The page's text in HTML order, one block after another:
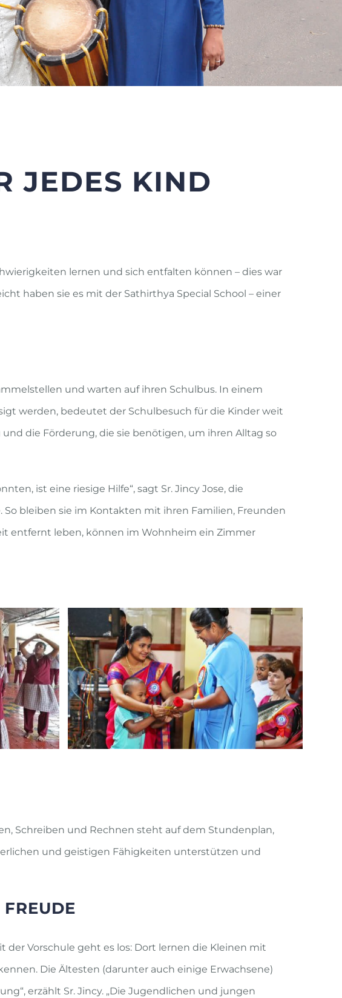
JEDES KIND
lernen und sich entfalten können – dies war
haben sie es mit der Sathirthya Special School – einer
und warten auf ihren Schulbus. In einem
werden, bedeutet der Schulbesuch für die Kinder weit
die Förderung, die sie benötigen, um ihren Alltag so
ist eine riesige Hilfe“, sagt Sr. Jincy Jose, die
bleiben sie im Kontakten mit ihren Familien, Freunden
entfernt leben, können im Wohnheim ein Zimmer
Schreiben und Rechnen steht auf dem Stundenplan,
und geistigen Fähigkeiten unterstützen und
der Vorschule geht es los: Dort lernen die Kleinen mit
Die Ältesten (darunter auch einige Erwachsene)
erzählt Sr. Jincy. „Die Jugendlichen und jungen